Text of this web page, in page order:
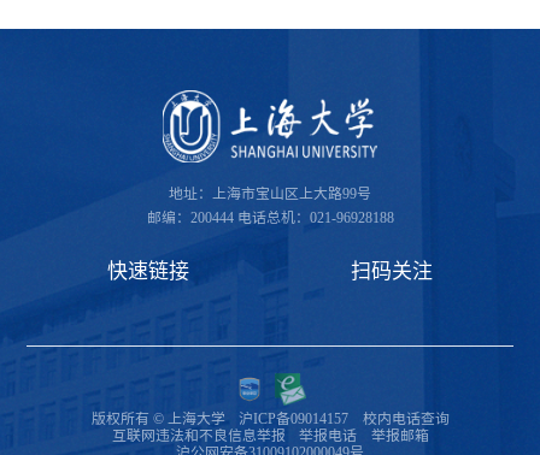
地址：上海市宝山区上大路99号
邮编：200444 电话总机：021-96928188
快速链接 扫码关注
版权所有 © 上海大学 沪ICP备09014157
校内电话查询
互联网违法和不良信息举报
举报电话
举报邮箱